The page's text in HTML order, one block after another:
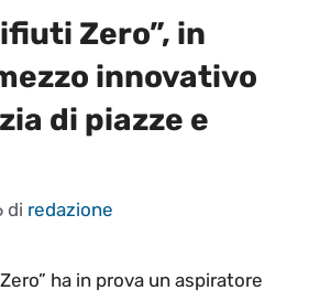
Zero”, in
innovativo
di piazze e
di redazione
ha in prova un aspiratore